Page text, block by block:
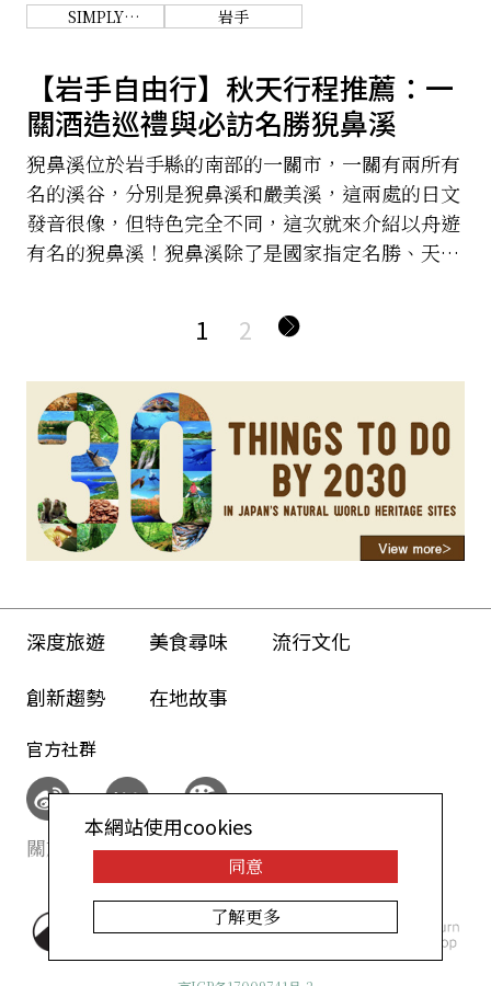
一路吃到日本北海道札幌的成吉思汗烤羊肉，如此
呢！
SIMPLY
WONDERFUL.
岩手
【岩手自由行】秋天行程推薦：一
關酒造巡禮與必訪名勝猊鼻溪
猊鼻溪位於岩手縣的南部的一關市，一關有兩所有
名的溪谷，分別是猊鼻溪和嚴美溪，這兩處的日文
發音很像，但特色完全不同，這次就來介紹以舟遊
有名的猊鼻溪！猊鼻溪除了是國家指定名勝、天然
1 2
深度旅遊 美食尋味
流行文化
創新趨勢
在地故事
官方社群
關於我們 網站政策
©AllAbout-Japan.com - All
rights reserved.
本網站使用cookies
同意
了解更多